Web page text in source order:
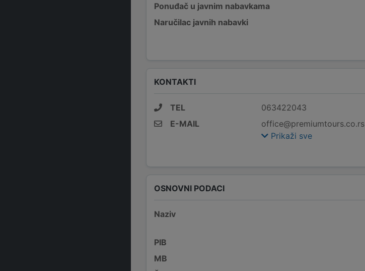
Ponuđač u javnim nabavkama
Naručilac javnih nabavki
KONTAKTI
TEL
063422043
E-MAIL
office@premiumtours.co.rs
Prikaži sve
OSNOVNI PODACI
Naziv
PIB
MB